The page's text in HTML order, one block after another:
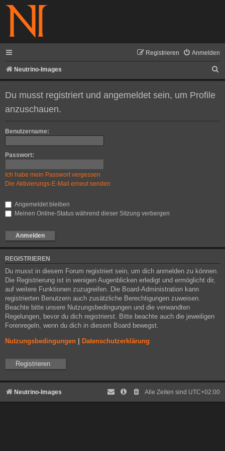
Anmelden
Registrieren
Neutrino-Images
u
e
Du musst registriert und angemeldet sein, um Profile
anzuschauen.
Benutzername:
Passwort:
Ich habe mein Passwort vergessen
Die Aktivierungs-E-Mail erneut senden
Angemeldet bleiben
Meinen Online-Status während dieser Sitzung verbergen
REGISTRIEREN
Du musst in diesem Forum registriert sein, um dich anmelden zu können.
Die Registrierung ist in wenigen Augenblicken erledigt und ermöglicht dir,
auf weitere Funktionen zuzugreifen. Die Board-Administration kann
registrierten Benutzern auch zusätzliche Berechtigungen zuweisen.
Beachte bitte unsere Nutzungsbedingungen und die verwandten
Regelungen, bevor du dich registrierst. Bitte beachte auch die jeweiligen
Forenregeln, wenn du dich in diesem Board bewegst.
Nutzungsbedingungen Datenschutzerklärung
Registrieren
Neutrino-Images Alle Zeiten sind UTC+02:00